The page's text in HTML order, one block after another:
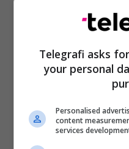
Telegrafi asks
your personal
Personalised
content
services